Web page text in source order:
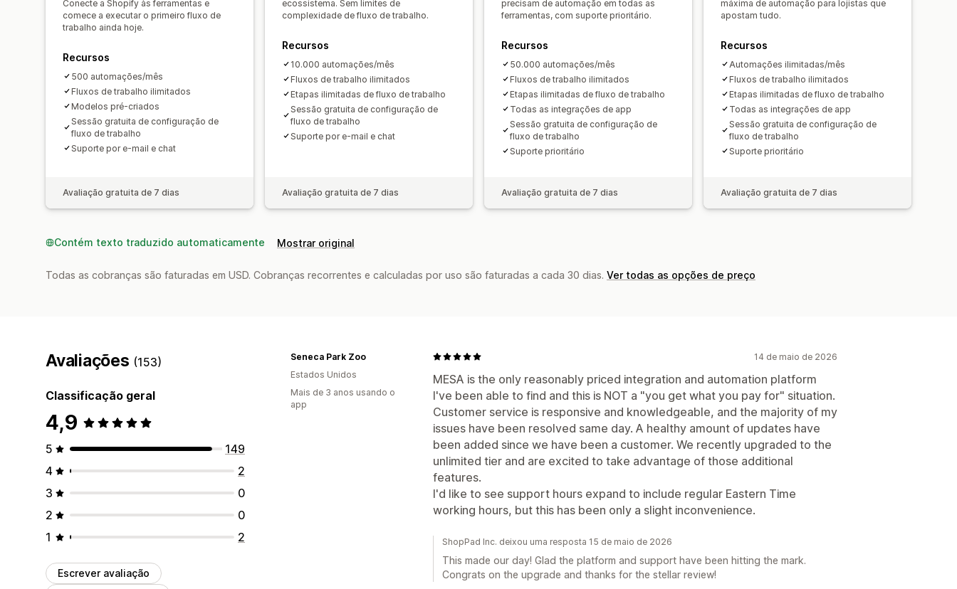
Conecte a Shopify às ferramentas e
comece a executar o primeiro fluxo de
trabalho ainda hoje.
Recursos
500 automações/mês
Fluxos de trabalho ilimitados
Modelos pré-criados
Sessão gratuita de configuração de
fluxo de trabalho
Suporte por e-mail e chat
Avaliação gratuita de 7 dias
ecossistema. Sem limites de
complexidade de fluxo de trabalho.
Recursos
10.000 automações/mês
Fluxos de trabalho ilimitados
Etapas ilimitadas de fluxo de trabalho
Sessão gratuita de configuração de
fluxo de trabalho
Suporte por e-mail e chat
Avaliação gratuita de 7 dias
precisam de automação em todas as
ferramentas, com suporte prioritário.
Recursos
50.000 automações/mês
Fluxos de trabalho ilimitados
Etapas ilimitadas de fluxo de trabalho
Todas as integrações de app
Sessão gratuita de configuração de
fluxo de trabalho
Suporte prioritário
Avaliação gratuita de 7 dias
máxima de automação para lojistas que
apostam tudo.
Recursos
Automações ilimitadas/mês
Fluxos de trabalho ilimitados
Etapas ilimitadas de fluxo de trabalho
Todas as integrações de app
Sessão gratuita de configuração de
fluxo de trabalho
Suporte prioritário
Avaliação gratuita de 7 dias
Contém texto traduzido automaticamente Mostrar original
Todas as cobranças são faturadas em USD. Cobranças recorrentes e calculadas por uso são faturadas a cada 30 dias. Ver todas as opções de preço
Avaliações (153)
Classificação geral
4,9
5
149
4
2
3
0
2
0
1
2
Escrever avaliação
14 de maio de 2026
MESA is the only reasonably priced integration and automation platform
I've been able to find and this is NOT a "you get what you pay for" situation.
Customer service is responsive and knowledgeable, and the majority of my
issues have been resolved same day. A healthy amount of updates have
been added since we have been a customer. We recently upgraded to the
unlimited tier and are excited to take advantage of those additional
features.
I'd like to see support hours expand to include regular Eastern Time
working hours, but this has been only a slight inconvenience.
Seneca Park Zoo
Estados Unidos
Mais de 3 anos usando o
app
ShopPad Inc. deixou uma resposta 15 de maio de 2026
This made our day! Glad the platform and support have been hitting the mark.
Congrats on the upgrade and thanks for the stellar review!